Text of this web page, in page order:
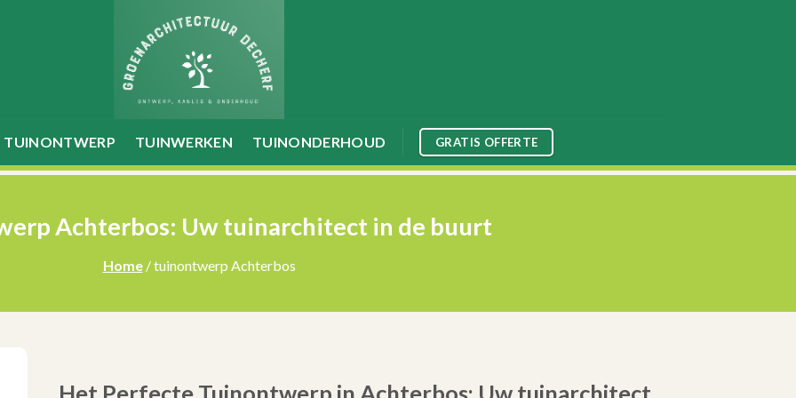
TUINONTWERP TUINWERKEN TUINONDERHOUD GRATIS OFFERTE
Achterbos: Uw tuinarchitect in de buurt
Home/ tuinontwerp Achterbos
Het Perfecte Tuinontwerp in Achterbos: Uw tuinarchitect